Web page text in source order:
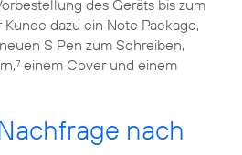
des Geräts bis zum
dazu ein Note Package,
S Pen zum Schreiben,
7 einem Cover und einem
nach